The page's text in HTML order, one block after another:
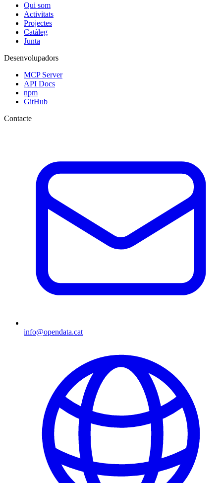
Qui som
Activitats
Projectes
Catàleg
Junta
Desenvolupadors
MCP Server
API Docs
npm
GitHub
Contacte
info@opendata.cat